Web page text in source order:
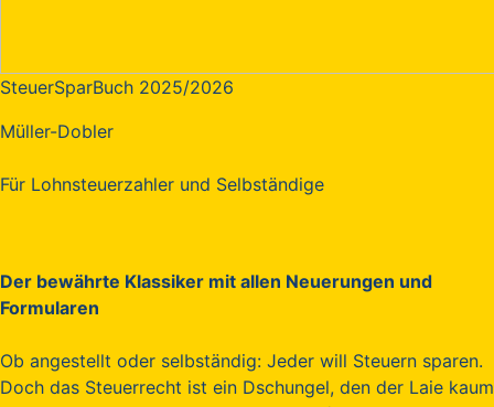
SteuerSparBuch 2025/2026
Müller-Dobler
Für Lohnsteuerzahler und Selbständige
Der bewährte Klassiker mit allen Neuerungen und
Formularen
Ob angestellt oder selbständig: Jeder will Steuern sparen.
Doch das Steuerrecht ist ein Dschungel, den der Laie kaum